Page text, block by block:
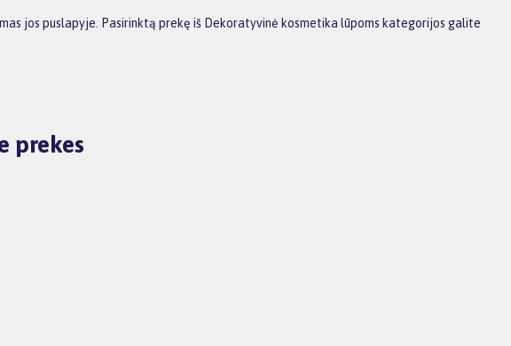
jos puslapyje. Pasirinktą prekę iš Dekoratyvinė kosmetika lūpoms kategorijos galite
prekes